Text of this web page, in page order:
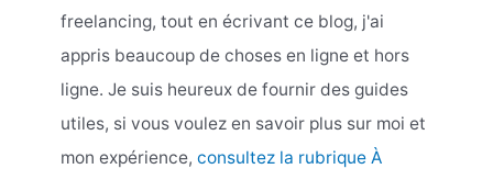
freelancing, tout en écrivant ce blog, j'ai
appris beaucoup de choses en ligne et hors
ligne. Je suis heureux de fournir des guides
utiles, si vous voulez en savoir plus sur moi et
mon expérience, consultez la rubrique À